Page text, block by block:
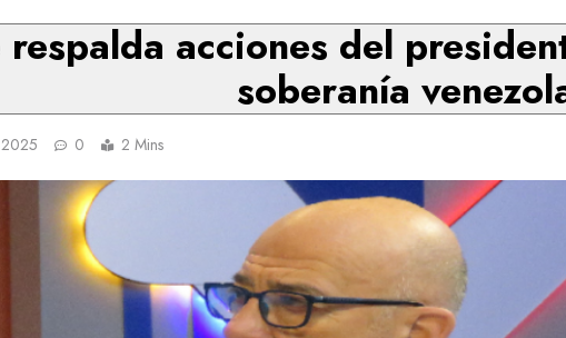
respalda acciones del
soberanía
0 2 Mins